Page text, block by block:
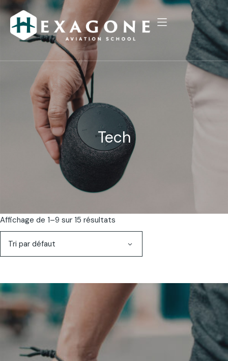
Tech
Affichage de 1–9 sur 15 résultats
Tri par défaut